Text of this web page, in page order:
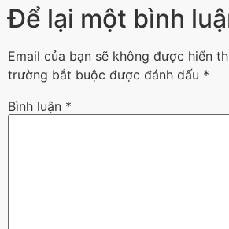
Để lại một bình
Email của bạn sẽ không được hiển
trường bắt buộc được đánh dấu *
Bình luận *